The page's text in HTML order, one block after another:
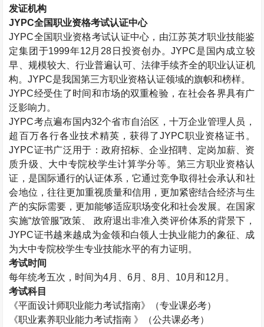
发证机构
JYPC全国职业资格考试认证中心
JYPC全国职业资格考试认证中心，由江苏英才职业技能鉴
定集团于1999年12 月 28 日投资创办。JYPC是国内成立较
早、规模较大、行业普遍认可、法律手续齐全的职业认证机
构。JYPC是我国第三方职业资格认证领域的旗帜和榜样。
JYPC经受住了时间和市场的双重检验，在社会各界具有广
泛影响力。
JYPC考点遍布国内32个省市自治区，十万企业管理人员，
超百万各行各业技术精英，获得了JYPC职业资格证书。
JYPC证书广泛用于：政府招标、企业招聘、定岗加薪、资
质升级、大中专院校学生计算学分等。第三方职业资格认
证，是国际通行的认证体系，它通过竞争取得社会承认和社
会地位，往往更加重视质量和信用，更加紧密结合经济与生
产的实际需要，更加能够适应职场变化和社会发展。在国家
实施“放管服”政策、 政府退出非准入类评价体系的背景下，
JYPC证书越来越成为金领和白领人士执业能力的象征、成
为大中专院校学生专业技能水平的有力证明。
考试时间
每年统考五次，时间为4月、6月、8月、 10月和12 月。
考试科目
《平面设计师职业能力考试指南》（专业课必考）
《职业素养职业能力考试指南 》（公共课必考）